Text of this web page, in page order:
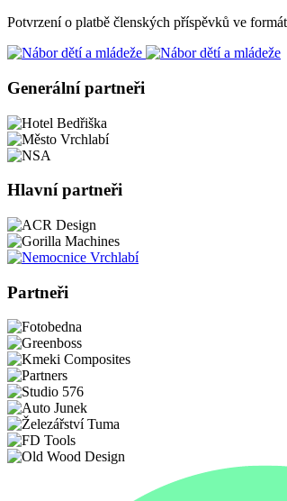
Potvrzení o platbě členských příspěvků ve
Generální partneři
Hlavní partneři
Partneři